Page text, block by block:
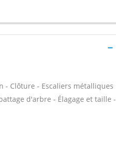
- Clôture - Escaliers métalliques
d'arbre - Élagage et taille -